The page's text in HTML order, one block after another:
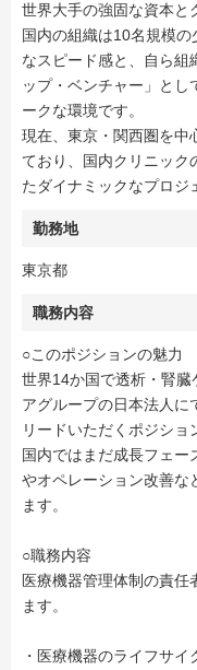
世界大手の強固な資本と
国内の組織は10名規模
なスピード感と、自ら組
ップ・ベンチャー」とし
ークな環境です。
現在、東京・関西圏を中
ており、国内クリニック
たダイナミックなプロジ
勤務地
東京都
職務内容
○このポジションの魅力
世界14か国で透析・腎
アグループの日本法人に
リードいただくポジショ
国内ではまだ成長フェー
やオペレーション改善な
ます。
○職務内容
医療機器管理体制の責任
ます。
・医療機器のライフサイ